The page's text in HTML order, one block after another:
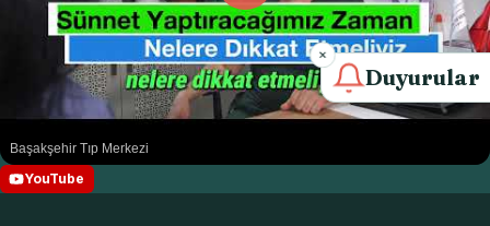
Başakşehir Tıp Merkezi
YouTube
Duyurular